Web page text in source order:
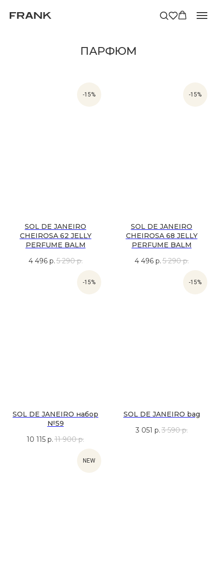
-15%
SOL DE JANEIRO
CHEIROSA 62 JELLY
PERFUME BALM
4 496 р.5 290 р.
-15%
SOL DE JANEIRO
CHEIROSA 68 JELLY
PERFUME BALM
4 496 р.5 290 р.
-15%
SOL DE JANEIRO набор
№59
10 115 р. 11 900 р.
-15%
SOL DE JANEIRO bag
3 051 р.3 590 р.
NEW